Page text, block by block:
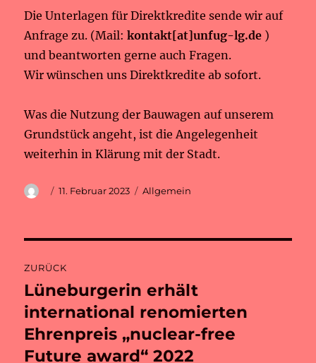
Die Unterlagen für Direktkredite sende wir auf
Anfrage zu. (Mail:kontakt[at]unfug-lg.de )
und beantworten gerne auch Fragen.
Wir wünschen uns Direktkredite ab sofort.
Was die Nutzung der Bauwagen auf unserem
Grundstück angeht, ist die Angelegenheit
weiterhin in Klärung mit der Stadt.
AutorVeröffentlicht
11. Februar 2023 Kategorien
Allgemein
ZURÜCK
Vorheriger
Beitrag:
Lüneburgerin erhält
international renomierten
Ehrenpreis „nuclear-free
Future award“ 2022